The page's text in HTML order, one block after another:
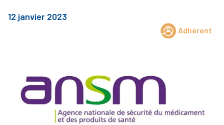
12 janvier 2023
Adhérent